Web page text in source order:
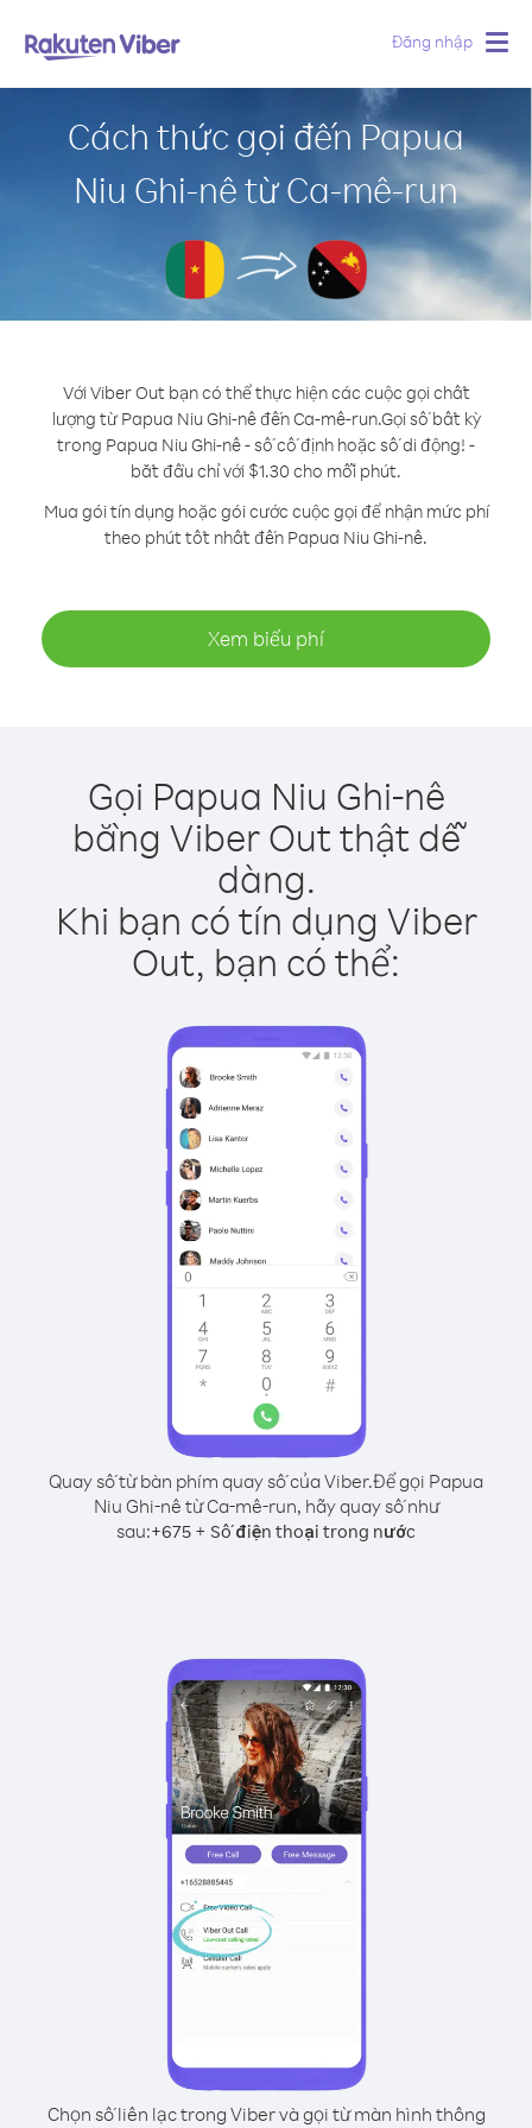
Đăng nhập
Cách thức gọi đến Papua
Niu Ghi-nê từ Ca-mê-run
Với Viber Out bạn có thể thực hiện các cuộc gọi chất
lượng từ Papua Niu Ghi-nê đến Ca-mê-run.Gọi số bất kỳ
trong Papua Niu Ghi-nê - số cố định hoặc số di động! -
bắt đầu chỉ với $1.30 cho mỗi phút.
Mua gói tín dụng hoặc gói cước cuộc gọi để nhận mức phí
theo phút tốt nhất đến Papua Niu Ghi-nê.
Xem biểu phí
Gọi Papua Niu Ghi-nê
bằng Viber Out thật dễ
dàng.
Khi bạn có tín dụng Viber
Out, bạn có thể:
Quay số từ bàn phím quay số của Viber.Để gọi Papua
Niu Ghi-nê từ Ca-mê-run, hãy quay số như
sau:+675 + Số điện thoại trong nước
Chọn số liên lạc trong Viber và gọi từ màn hình thông